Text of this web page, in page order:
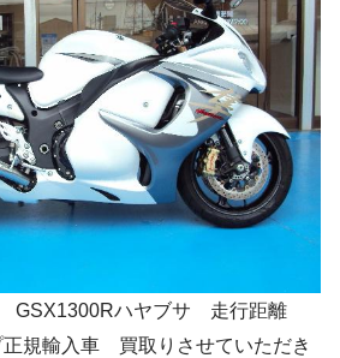
ハヤブサ 走行距離
規輸入車 買取りさせていただき